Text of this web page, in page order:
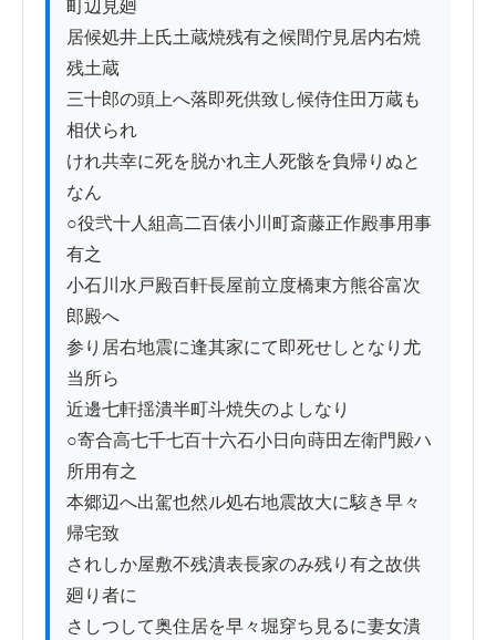
町辺見廻
居候処井上氏土蔵焼残有之候間佇見居内右焼
残土蔵
三十郎の頭上へ落即死供致し候侍住田万蔵も
相伏られ
けれ共幸に死を脱かれ主人死骸を負帰りぬと
なん
○役弐十人組高二百俵小川町斎藤正作殿事用事
有之
小石川水戸殿百軒長屋前立度橋東方熊谷富次
郎殿へ
参り居右地震に逢其家にて即死せしとなり尤
当所ら
近邊七軒揺潰半町斗焼失のよしなり
○寄合高七千七百十六石小日向蒔田左衛門殿ハ
所用有之
本郷辺へ出駕也然ル処右地震故大に駭き早々
帰宅致
されしか屋敷不残潰表長家のみ残り有之故供
廻り者に
さしつして奥住居を早々堀穿ち見るに妻女潰